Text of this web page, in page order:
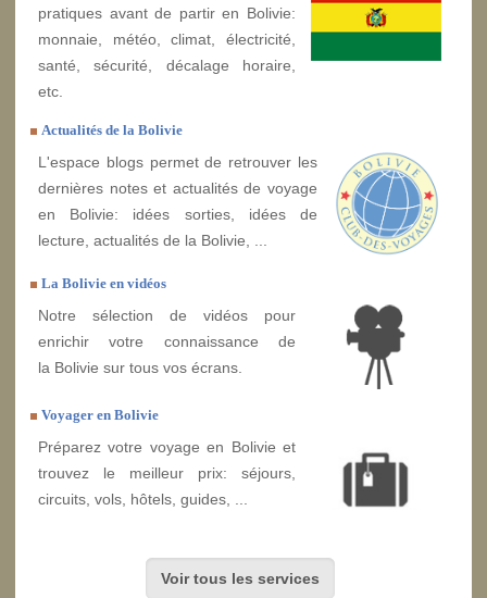
pratiques avant de partir en Bolivie:
monnaie, météo, climat, électricité,
santé, sécurité, décalage horaire,
etc.
Actualités de la Bolivie
L'espace blogs permet de retrouver les
dernières notes et actualités de voyage
en Bolivie: idées sorties, idées de
lecture, actualités de la Bolivie, ...
La Bolivie en vidéos
Notre sélection de vidéos pour
enrichir votre connaissance de
la Bolivie sur tous vos écrans.
Voyager en Bolivie
Préparez votre voyage en Bolivie et
trouvez le meilleur prix: séjours,
circuits, vols, hôtels, guides, ...
Voir tous les services